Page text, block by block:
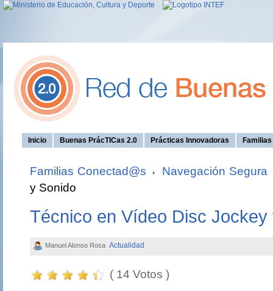
Inicio Buenas PrácTICas 2.0 Prácticas Innovadoras
Familias Conectad@s
Navegación Segura
y Sonido
Técnico en Vídeo Disc Jockey
Manuel Alonso Rosa Actualidad
( 14 Votos )